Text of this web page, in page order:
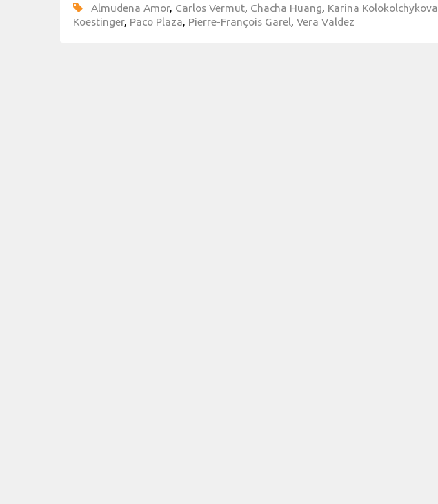
Almudena Amor, Carlos Vermut Chacha Huang Karina Kolokolchykova
Koestinger, Paco Plaza Pierre-François Garel Vera Valdez